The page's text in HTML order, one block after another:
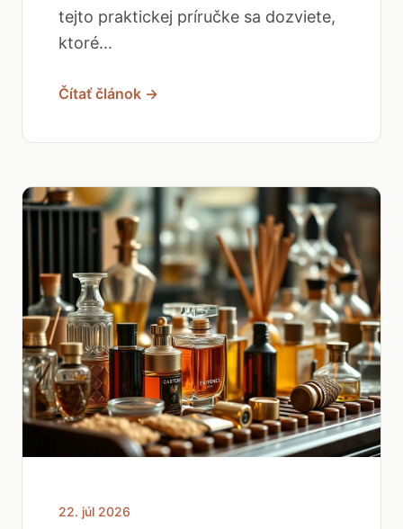
tejto praktickej príručke sa dozviete,
ktoré...
Čítať článok →
22. júl 2026